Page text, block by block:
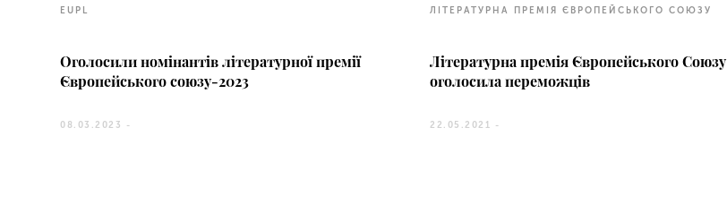
EUPL
Оголосили номінантів літературної премії
Європейського союзу-2023
08.03.2023 -
ЛІТЕРАТУРНА ПРЕМІЯ ЄВРОПЕЙСЬКОГО СОЮЗУ
Літературна премія Європейського Союзу
оголосила переможців
22.05.2021 -